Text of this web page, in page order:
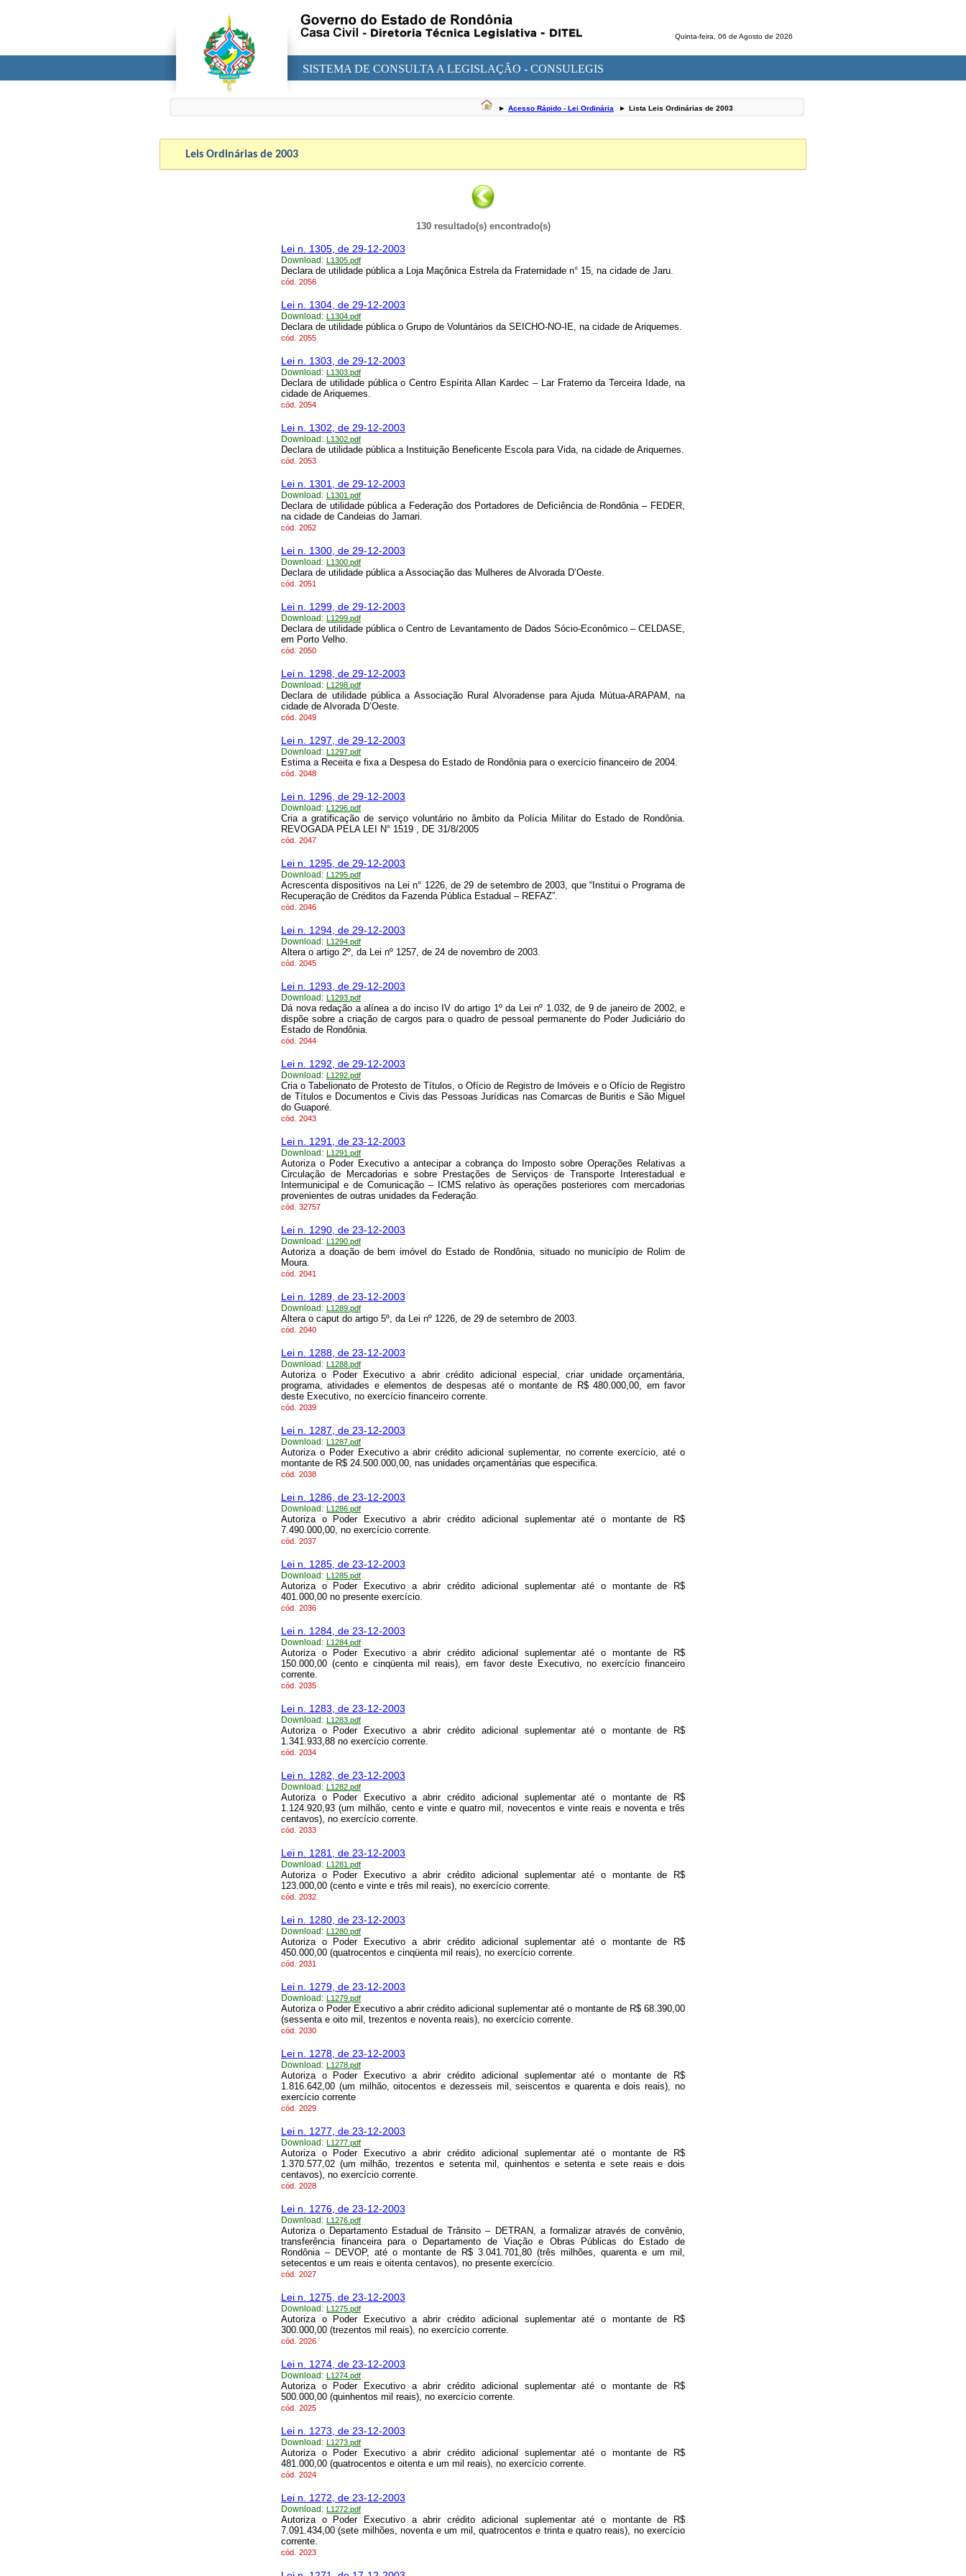
Quinta-feira, 06 de Agosto de 2026
SISTEMA DE CONSULTA A LEGISLAÇÃO - CONSULEGIS
► Acesso Rápido - Lei Ordinária ► Lista Leis Ordinárias de 2003
Leis Ordinárias de 2003
130 resultado(s) encontrado(s)
Lei n. 1305, de 29-12-2003
Download: L1305.pdf
Declara de utilidade pública a Loja Maçônica Estrela da Fraternidade n° 15, na cidade de Jaru.
cód. 2056
Lei n. 1304, de 29-12-2003
Download: L1304.pdf
Declara de utilidade pública o Grupo de Voluntários da SEICHO-NO-IE, na cidade de Ariquemes.
cód. 2055
Lei n. 1303, de 29-12-2003
Download: L1303.pdf
Declara de utilidade pública o Centro Espírita Allan Kardec – Lar Fraterno da Terceira Idade, na
cidade de Ariquemes.
cód. 2054
Lei n. 1302, de 29-12-2003
Download: L1302.pdf
Declara de utilidade pública a Instituição Beneficente Escola para Vida, na cidade de Ariquemes.
cód. 2053
Lei n. 1301, de 29-12-2003
Download: L1301.pdf
Declara de utilidade pública a Federação dos Portadores de Deficiência de Rondônia – FEDER,
na cidade de Candeias do Jamari.
cód. 2052
Lei n. 1300, de 29-12-2003
Download: L1300.pdf
Declara de utilidade pública a Associação das Mulheres de Alvorada D’Oeste.
cód. 2051
Lei n. 1299, de 29-12-2003
Download: L1299.pdf
Declara de utilidade pública o Centro de Levantamento de Dados Sócio-Econômico – CELDASE,
em Porto Velho.
cód. 2050
Lei n. 1298, de 29-12-2003
Download: L1298.pdf
Declara de utilidade pública a Associação Rural Alvoradense para Ajuda Mútua-ARAPAM, na
cidade de Alvorada D’Oeste.
cód. 2049
Lei n. 1297, de 29-12-2003
Download: L1297.pdf
Estima a Receita e fixa a Despesa do Estado de Rondônia para o exercício financeiro de 2004.
cód. 2048
Lei n. 1296, de 29-12-2003
Download: L1296.pdf
Cria a gratificação de serviço voluntário no âmbito da Polícia Militar do Estado de Rondônia.
REVOGADA PELA LEI N° 1519 , DE 31/8/2005
cód. 2047
Lei n. 1295, de 29-12-2003
Download: L1295.pdf
Acrescenta dispositivos na Lei n° 1226, de 29 de setembro de 2003, que “Institui o Programa de
Recuperação de Créditos da Fazenda Pública Estadual – REFAZ”.
cód. 2046
Lei n. 1294, de 29-12-2003
Download: L1294.pdf
Altera o artigo 2º, da Lei nº 1257, de 24 de novembro de 2003.
cód. 2045
Lei n. 1293, de 29-12-2003
Download: L1293.pdf
Dá nova redação a alínea a do inciso IV do artigo 1º da Lei nº 1.032, de 9 de janeiro de 2002, e
dispõe sobre a criação de cargos para o quadro de pessoal permanente do Poder Judiciário do
Estado de Rondônia.
cód. 2044
Lei n. 1292, de 29-12-2003
Download: L1292.pdf
Cria o Tabelionato de Protesto de Títulos, o Ofício de Registro de Imóveis e o Ofício de Registro
de Títulos e Documentos e Civis das Pessoas Jurídicas nas Comarcas de Buritis e São Miguel
do Guaporé.
cód. 2043
Lei n. 1291, de 23-12-2003
Download: L1291.pdf
Autoriza o Poder Executivo a antecipar a cobrança do Imposto sobre Operações Relativas a
Circulação de Mercadorias e sobre Prestações de Serviços de Transporte Interestadual e
Intermunicipal e de Comunicação – ICMS relativo às operações posteriores com mercadorias
provenientes de outras unidades da Federação.
cód. 32757
Lei n. 1290, de 23-12-2003
Download: L1290.pdf
Autoriza a doação de bem imóvel do Estado de Rondônia, situado no município de Rolim de
Moura.
cód. 2041
Lei n. 1289, de 23-12-2003
Download: L1289.pdf
Altera o caput do artigo 5º, da Lei nº 1226, de 29 de setembro de 2003.
cód. 2040
Lei n. 1288, de 23-12-2003
Download: L1288.pdf
Autoriza o Poder Executivo a abrir crédito adicional especial, criar unidade orçamentária,
programa, atividades e elementos de despesas até o montante de R$ 480.000,00, em favor
deste Executivo, no exercício financeiro corrente.
cód. 2039
Lei n. 1287, de 23-12-2003
Download: L1287.pdf
Autoriza o Poder Executivo a abrir crédito adicional suplementar, no corrente exercício, até o
montante de R$ 24.500.000,00, nas unidades orçamentárias que especifica.
cód. 2038
Lei n. 1286, de 23-12-2003
Download: L1286.pdf
Autoriza o Poder Executivo a abrir crédito adicional suplementar até o montante de R$
7.490.000,00, no exercício corrente.
cód. 2037
Lei n. 1285, de 23-12-2003
Download: L1285.pdf
Autoriza o Poder Executivo a abrir crédito adicional suplementar até o montante de R$
401.000,00 no presente exercício.
cód. 2036
Lei n. 1284, de 23-12-2003
Download: L1284.pdf
Autoriza o Poder Executivo a abrir crédito adicional suplementar até o montante de R$
150.000,00 (cento e cinqüenta mil reais), em favor deste Executivo, no exercício financeiro
corrente.
cód. 2035
Lei n. 1283, de 23-12-2003
Download: L1283.pdf
Autoriza o Poder Executivo a abrir crédito adicional suplementar até o montante de R$
1.341.933,88 no exercício corrente.
cód. 2034
Lei n. 1282, de 23-12-2003
Download: L1282.pdf
Autoriza o Poder Executivo a abrir crédito adicional suplementar até o montante de R$
1.124.920,93 (um milhão, cento e vinte e quatro mil, novecentos e vinte reais e noventa e três
centavos), no exercício corrente.
cód. 2033
Lei n. 1281, de 23-12-2003
Download: L1281.pdf
Autoriza o Poder Executivo a abrir crédito adicional suplementar até o montante de R$
123.000,00 (cento e vinte e três mil reais), no exercício corrente.
cód. 2032
Lei n. 1280, de 23-12-2003
Download: L1280.pdf
Autoriza o Poder Executivo a abrir crédito adicional suplementar até o montante de R$
450.000,00 (quatrocentos e cinqüenta mil reais), no exercício corrente.
cód. 2031
Lei n. 1279, de 23-12-2003
Download: L1279.pdf
Autoriza o Poder Executivo a abrir crédito adicional suplementar até o montante de R$ 68.390,00
(sessenta e oito mil, trezentos e noventa reais), no exercício corrente.
cód. 2030
Lei n. 1278, de 23-12-2003
Download: L1278.pdf
Autoriza o Poder Executivo a abrir crédito adicional suplementar até o montante de R$
1.816.642,00 (um milhão, oitocentos e dezesseis mil, seiscentos e quarenta e dois reais), no
exercício corrente
cód. 2029
Lei n. 1277, de 23-12-2003
Download: L1277.pdf
Autoriza o Poder Executivo a abrir crédito adicional suplementar até o montante de R$
1.370.577,02 (um milhão, trezentos e setenta mil, quinhentos e setenta e sete reais e dois
centavos), no exercício corrente.
cód. 2028
Lei n. 1276, de 23-12-2003
Download: L1276.pdf
Autoriza o Departamento Estadual de Trânsito – DETRAN, a formalizar através de convênio,
transferência financeira para o Departamento de Viação e Obras Públicas do Estado de
Rondônia – DEVOP, até o montante de R$ 3.041.701,80 (três milhões, quarenta e um mil,
setecentos e um reais e oitenta centavos), no presente exercício.
cód. 2027
Lei n. 1275, de 23-12-2003
Download: L1275.pdf
Autoriza o Poder Executivo a abrir crédito adicional suplementar até o montante de R$
300.000,00 (trezentos mil reais), no exercício corrente.
cód. 2026
Lei n. 1274, de 23-12-2003
Download: L1274.pdf
Autoriza o Poder Executivo a abrir crédito adicional suplementar até o montante de R$
500.000,00 (quinhentos mil reais), no exercício corrente.
cód. 2025
Lei n. 1273, de 23-12-2003
Download: L1273.pdf
Autoriza o Poder Executivo a abrir crédito adicional suplementar até o montante de R$
481.000,00 (quatrocentos e oitenta e um mil reais), no exercício corrente.
cód. 2024
Lei n. 1272, de 23-12-2003
Download: L1272.pdf
Autoriza o Poder Executivo a abrir crédito adicional suplementar até o montante de R$
7.091.434,00 (sete milhões, noventa e um mil, quatrocentos e trinta e quatro reais), no exercício
corrente.
cód. 2023